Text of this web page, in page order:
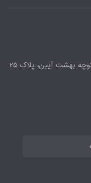
بهشت آیین، پلاک 25